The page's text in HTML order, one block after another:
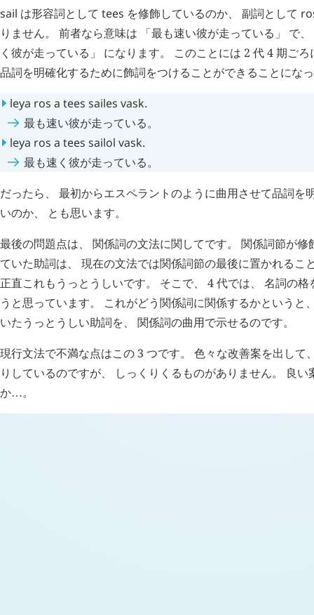
sail は形容詞として tees を修飾しているのか、 副詞として
りません。 前者なら意味は 「最も速い彼が走っている」 で
く彼が走っている」 になります。 このことには 2 代 4 期ご
品詞を明確化するために飾詞をつけることができることにな
leya ros a tees sailes vask.
最も速い彼が走っている。
leya ros a tees sailol vask.
最も速く彼が走っている。
だったら、 最初からエスペラントのように曲用させて品詞を
いのか、 とも思います。
最後の問題点は、 関係詞の文法に関してです。 関係詞節が
ていた助詞は、 現在の文法では関係詞節の最後に置かれるこ
正直これもうっとうしいです。 そこで、 4 代では、 名詞の
うと思っています。 これがどう関係詞に関係するかというと
いたうっとうしい助詞を、 関係詞の曲用で示せるのです。
現行文法で不満な点はこの 3 つです。 色々な改善案を出して
りしているのですが、 しっくりくるものがありません。 良
か…。